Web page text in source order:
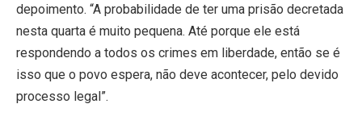
depoimento. “A probabilidade de ter uma prisão decretada
nesta quarta é muito pequena. Até porque ele está
respondendo a todos os crimes em liberdade, então se é
isso que o povo espera, não deve acontecer, pelo devido
processo legal”.